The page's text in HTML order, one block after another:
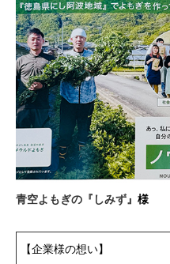
青空よもぎの『しみず』 様
【企業様の想い】